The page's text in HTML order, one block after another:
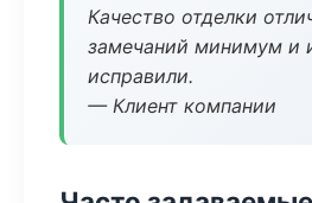
Качество отделки
замечаний минимум и
исправили.
— Клиент компании